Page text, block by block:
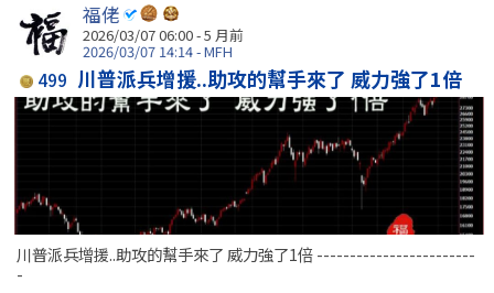
福佬
2026/03/07 06:00 - 5 月前
2026/03/07 14:14 - MFH
499 川普派兵增援..助攻的幫手來了 威力強了1倍
川普派兵增援..助攻的幫手來了 威力強了1倍 ------------------------
-